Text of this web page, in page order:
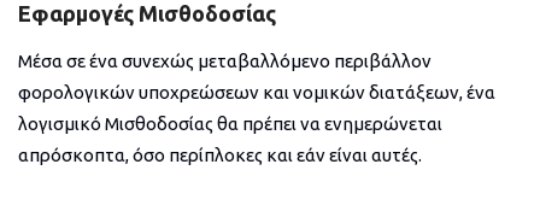
Εφαρμογές Μισθοδοσίας
Μέσα σε ένα συνεχώς μεταβαλλόμενο περιβάλλον
φορολογικών υποχρεώσεων και νομικών διατάξεων, ένα
λογισμικό Μισθοδοσίας θα πρέπει να ενημερώνεται
απρόσκοπτα, όσο περίπλοκες και εάν είναι αυτές.